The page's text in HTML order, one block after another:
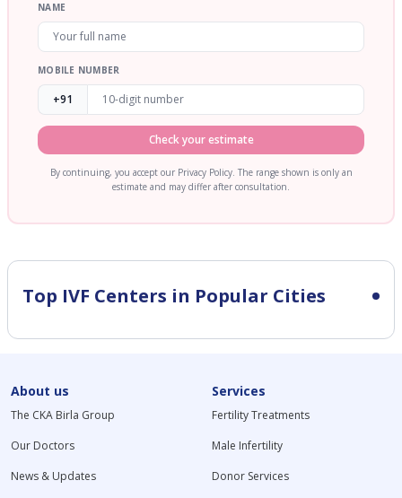
NAME
MOBILE NUMBER
+91
Check your estimate
By continuing, you accept our Privacy Policy. The range shown is only an
estimate and may differ after consultation.
Top IVF Centers in Popular Cities
About us
The CKA Birla Group
Our Doctors
News & Updates
Services
Fertility Treatments
Male Infertility
Donor Services